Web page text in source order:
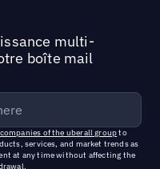
multi-
boîte mail
companies of the uberall groupto
services, and market trends as
at any time without affecting the